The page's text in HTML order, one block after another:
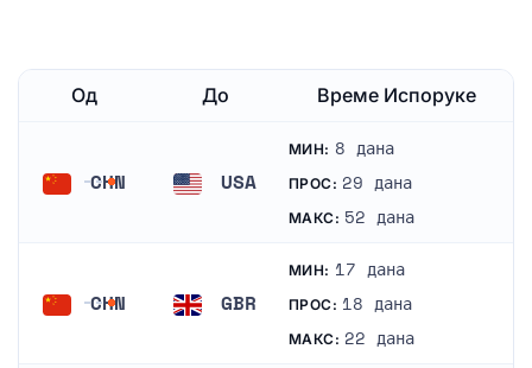
Од До Време Испоруке
CHN USA
Сједињене Америчке Државе
МИН: 8 дана
ПРОС: 29 дана
МАКС: 52 дана
CHN GBR
Уједињено Краљевство
МИН: 17 дана
ПРОС: 18 дана
МАКС: 22 дана